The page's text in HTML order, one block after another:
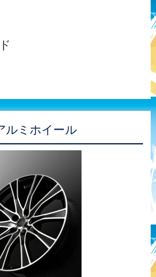
ルミホイール